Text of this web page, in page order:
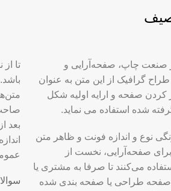
صنعت چاپ، صفحه‌آرایی و
گرافیک از این متن به عنوان
کردن صفحه و ارایه اولیه شکل
شده استفاده می نماید.
نوع و اندازه فونت و ظاهر متن
صفحه‌آرایی، نخست از
می‌کنند تا صرفا به مشتری یا
طراحی یا صفحه بندی شده
تا
بعد